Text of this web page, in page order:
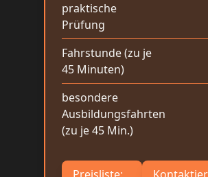
praktische
Prüfung
Fahrstunde (zu je
45 Minuten)
besondere
Ausbildungsfahrten
(zu je 45 Min.)